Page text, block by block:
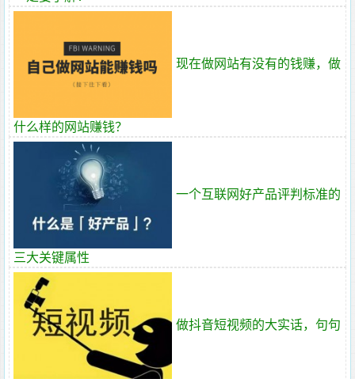
现在做网站有没有的钱赚，做
什么样的网站赚钱？
一个互联网好产品评判标准的
三大关键属性
做抖音短视频的大实话，句句